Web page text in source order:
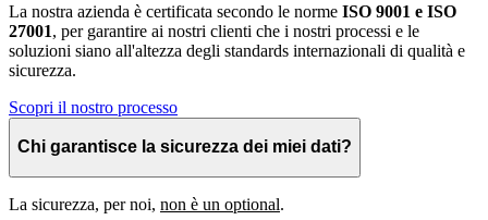
La nostra azienda è certificata secondo le norme ISO 9001 e ISO
27001, per garantire ai nostri clienti che i nostri processi e le
soluzioni siano all'altezza degli standards internazionali di qualità e
sicurezza.
Scopri il nostro processo
Chi garantisce la sicurezza dei miei dati?
La sicurezza, per noi, non è un optional.